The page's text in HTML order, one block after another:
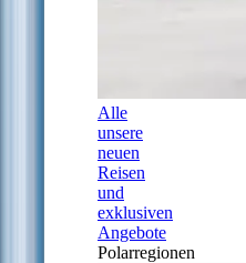
Alle
unsere
neuen
Reisen
und
exklusiven
Angebote
Polarregionen